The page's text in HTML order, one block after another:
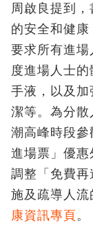
周啟良提到
的安全和健
要求所有進
度進場人士
手液，以及
潔等。為分散
潮高峰時段
進場票」優惠
調整「免費
施及疏導人
康資訊專頁。